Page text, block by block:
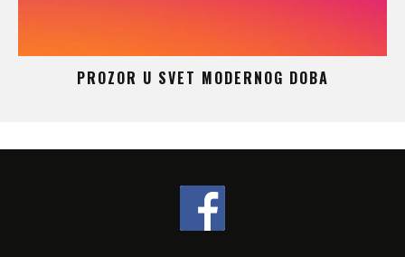
PROZOR U SVET MODERNOG DOBA